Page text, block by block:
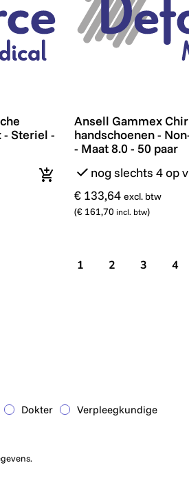
handschoenen - Non-latex -
- Steriel -
In winkelmandje
Ansell Gammex
Ansell Gammex
handschoenen -
- Maat 8.0 - 50 paar
nog slechts 4 op
€ 133,64 excl. btw
(€ 161,70 incl. btw)
1 2 3 4
Dokter Verpleegkundige